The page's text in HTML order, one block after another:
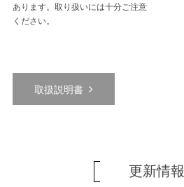
あります。取り扱いには十分ご注意
ください。
取扱説明書
更新情報